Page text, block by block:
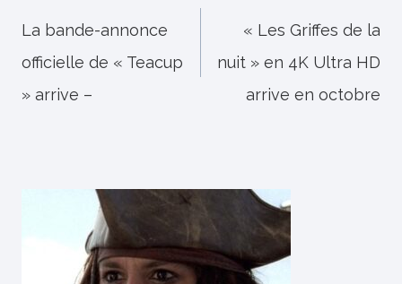
de
l’article
La bande-annonce
officielle de « Teacup
» arrive –
« Les Griffes de la
nuit » en 4K Ultra HD
arrive en octobre